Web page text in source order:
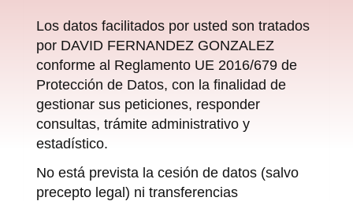
Los datos facilitados por usted son tratados
por DAVID FERNANDEZ GONZALEZ
conforme al Reglamento UE 2016/679 de
Protección de Datos, con la finalidad de
gestionar sus peticiones, responder
consultas, trámite administrativo y
estadístico.
No está prevista la cesión de datos (salvo
precepto legal) ni transferencias